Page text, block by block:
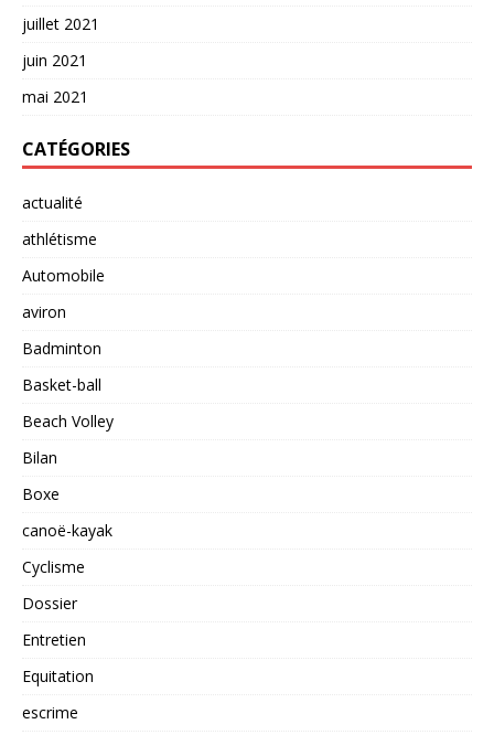
juillet 2021
juin 2021
mai 2021
CATÉGORIES
actualité
athlétisme
Automobile
aviron
Badminton
Basket-ball
Beach Volley
Bilan
Boxe
canoë-kayak
Cyclisme
Dossier
Entretien
Equitation
escrime